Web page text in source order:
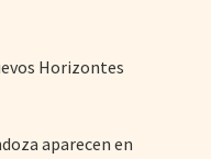
Horizontes
aparecen en